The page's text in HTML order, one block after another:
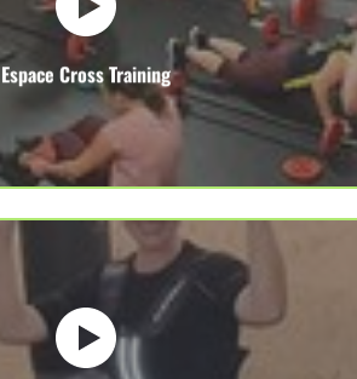
Espace Cross Training